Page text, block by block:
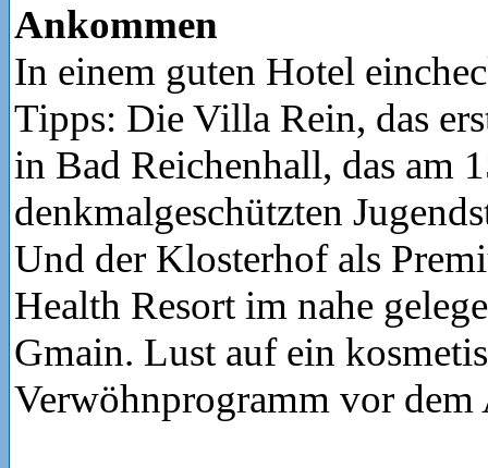
Ankommen
In einem guten Hotel
Tipps: Die Villa Rein, das
in Bad Reichenhall, das am
denkmalgeschützten
Und der Klosterhof als
Health Resort im nahe
Gmain. Lust auf ein
Verwöhnprogramm vor dem